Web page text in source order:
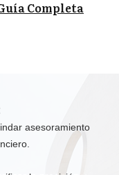
Completa
asesoramiento